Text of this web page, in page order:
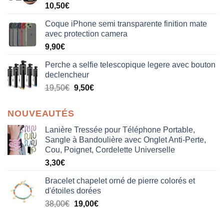
Note5.00
10,50€
Coque iPhone semi transparente finition mate
avec protection camera
9,90€
Perche a selfie telescopique legere avec bouton
declencheur
19,50€ 9,50€
NOUVEAUTÉS
Lanière Tressée pour Téléphone Portable,
Sangle à Bandoulière avec Onglet Anti-Perte,
Cou, Poignet, Cordelette Universelle
3,30€
Bracelet chapelet orné de pierre colorés et
d'étoiles dorées
38,00€ Le
19,00€Le